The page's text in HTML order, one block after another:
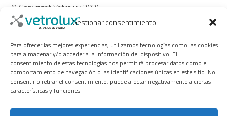
Gestionar consentimiento
Para ofrecer las mejores experiencias, utilizamos tecnologías como las cookies
para almacenar y/o acceder a la información del dispositivo. El
consentimiento de estas tecnologías nos permitirá procesar datos como el
comportamiento de navegación o las identificaciones únicas en este sitio. No
consentir o retirar el consentimiento, puede afectar negativamente a ciertas
características y funciones.
© Copyright Vetrolux 2026